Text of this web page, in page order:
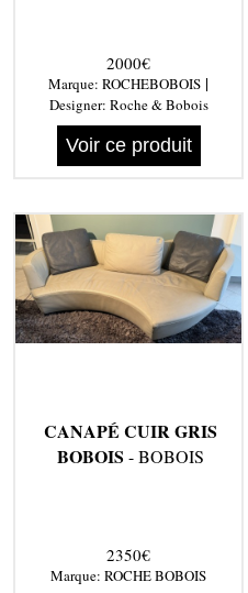
2000€
Marque: ROCHEBOBOIS |
Designer: Roche & Bobois
Voir ce produit
CANAPÉ CUIR GRIS
BOBOIS - BOBOIS
2350€
Marque: ROCHE BOBOIS